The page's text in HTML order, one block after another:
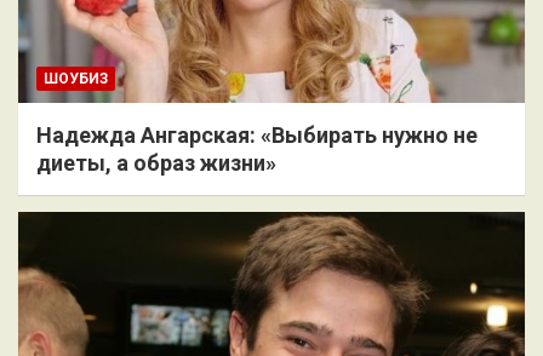
ШОУБИЗ
Надежда Ангарская: «Выбирать нужно не
диеты, а образ жизни»